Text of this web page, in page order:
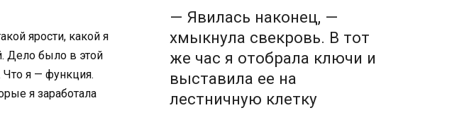
ярости, какой я
Дело было в этой
Что я — функция.
я заработала
— Явилась наконец, —
хмыкнула свекровь. В тот
же час я отобрала ключи и
выставила ее на
лестничную клетку